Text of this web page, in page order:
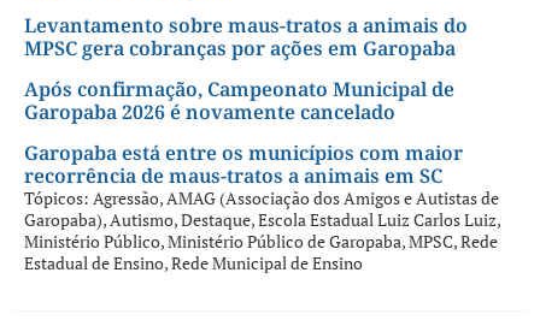
Levantamento sobre maus-tratos a animais do
MPSC gera cobranças por ações em Garopaba
Após confirmação, Campeonato Municipal de
Garopaba 2026 é novamente cancelado
Garopaba está entre os municípios com maior
recorrência de maus-tratos a animais em SC
Tópicos: Agressão,AMAG (Associação dos Amigos e Autistas de
Garopaba),Autismo,Destaque,Escola Estadual Luiz Carlos Luiz,
Ministério Público,Ministério Público de Garopaba,MPSC,Rede
Estadual de Ensino,Rede Municipal de Ensino